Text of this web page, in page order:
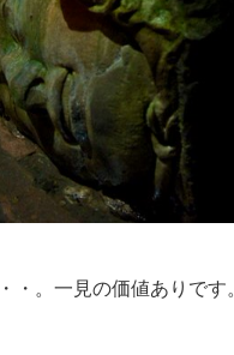
・。一見の価値ありです。